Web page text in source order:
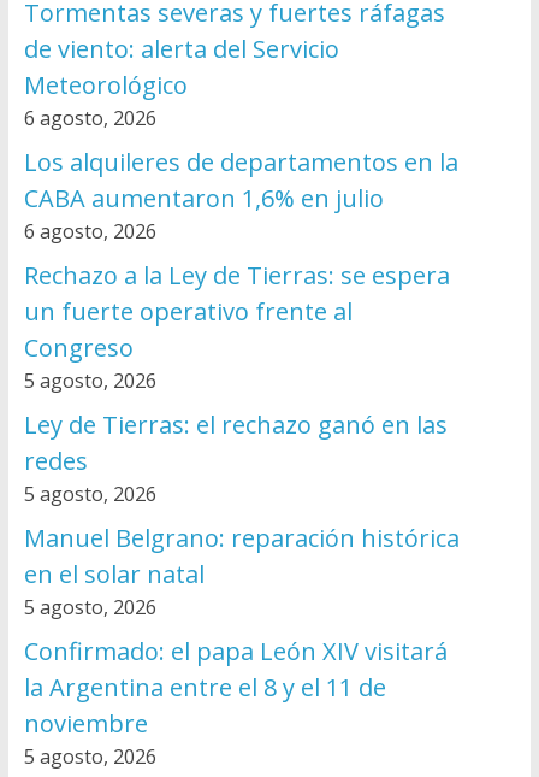
Tormentas severas y fuertes ráfagas
de viento: alerta del Servicio
Meteorológico
6 agosto, 2026
Los alquileres de departamentos en la
CABA aumentaron 1,6% en julio
6 agosto, 2026
Rechazo a la Ley de Tierras: se espera
un fuerte operativo frente al
Congreso
5 agosto, 2026
Ley de Tierras: el rechazo ganó en las
redes
5 agosto, 2026
Manuel Belgrano: reparación histórica
en el solar natal
5 agosto, 2026
Confirmado: el papa León XIV visitará
la Argentina entre el 8 y el 11 de
noviembre
5 agosto, 2026